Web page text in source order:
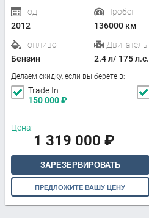
Год
2012
Пробег
136000 км
Топливо
Бензин
Двигатель
2.4 л/ 175 л.с.
Делаем скидку, если вы берете в:
Trade In
150 000₽
Цена:
1 319 000 ₽
ЗАРЕЗЕРВИРОВАТЬ
ПРЕДЛОЖИТЕ ВАШУ ЦЕНУ